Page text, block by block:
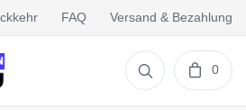
FAQ Versand & Bezahlung
0